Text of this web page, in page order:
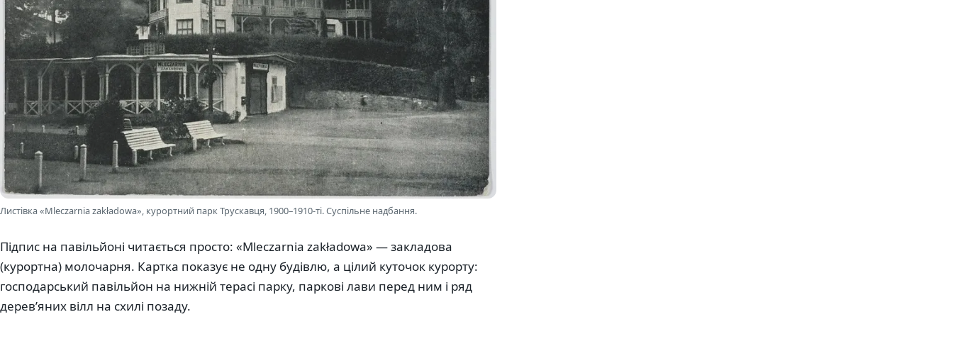
Листівка «Mleczarnia zakładowa», курортний парк Трускавця, 1900–1910-ті. Суспільне надбання.
Підпис на павільйоні читається просто: «Mleczarnia zakładowa» — закладова
(курортна) молочарня. Картка показує не одну будівлю, а цілий куточок курорту:
господарський павільйон на нижній терасі парку, паркові лави перед ним і ряд
дерев’яних вілл на схилі позаду.